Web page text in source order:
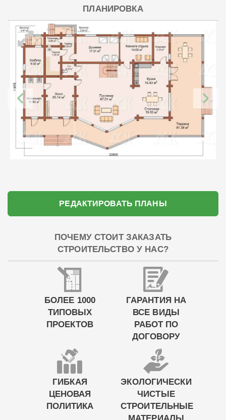
ПЛАНИРОВКА
РЕДАКТИРОВАТЬ ПЛАНЫ
ПОЧЕМУ СТОИТ ЗАКАЗАТЬ
СТРОИТЕЛЬСТВО У НАС?
БОЛЕЕ 1000
ТИПОВЫХ
ПРОЕКТОВ
ГАРАНТИЯ НА
ВСЕ ВИДЫ
РАБОТ ПО
ДОГОВОРУ
ГИБКАЯ
ЦЕНОВАЯ
ПОЛИТИКА
ЭКОЛОГИЧЕСКИ
ЧИСТЫЕ
СТРОИТЕЛЬНЫЕ